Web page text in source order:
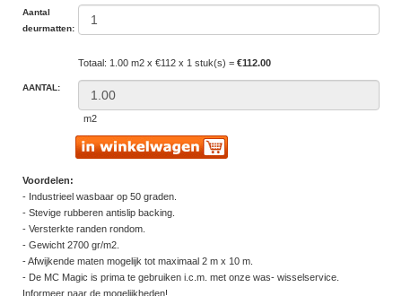
Aantal
deurmatten:
Totaal: 1.00 m2 x €112 x 1 stuk(s) = €112.00
AANTAL:
m2
Voordelen:
- Industrieel wasbaar op 50 graden.
- Stevige rubberen antislip backing.
- Versterkte randen rondom.
- Gewicht 2700 gr/m2.
- Afwijkende maten mogelijk tot maximaal 2 m x 10 m.
- De MC Magic is prima te gebruiken i.c.m. met onze was- wisselservice.
Informeer naar de mogelijkheden!